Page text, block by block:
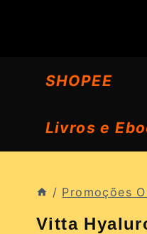
ConteúdoSHOPEE
Livros e
/ Promoções
Vitta